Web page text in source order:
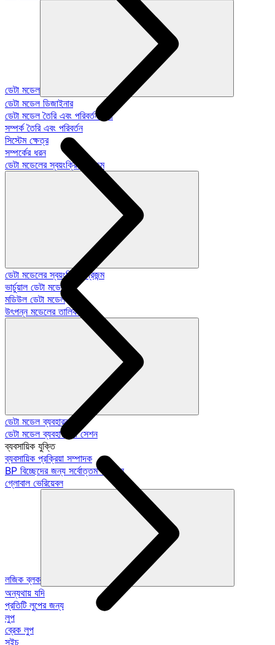
ডেটা মডেল
ডেটা মডেল ডিজাইনার
ডেটা মডেল তৈরি এবং পরিবর্তন করা
সম্পর্ক তৈরি এবং পরিবর্তন
সিস্টেম ক্ষেত্র
সম্পর্কের ধরন
ডেটা মডেলের স্বয়ংক্রিয়-প্রজন্ম
ডেটা মডেলের স্বয়ংক্রিয়-প্রজন্ম
ভার্চুয়াল ডেটা মডেল
মডিউল ডেটা মডেল
উৎপন্ন মডেলের তালিকা
ডেটা মডেল ব্যবহারকারী
ডেটা মডেল ব্যবহারকারী সেশন
ব্যবসায়িক যুক্তি
ব্যবসায়িক প্রক্রিয়া সম্পাদক
BP বিচ্ছেদের জন্য সর্বোত্তম অভ্যাস
গ্লোবাল ভেরিয়েবল
লজিক ব্লক
অন্যথায় যদি
প্রতিটি লুপের জন্য
লুপ
ব্রেক লুপ
সুইচ